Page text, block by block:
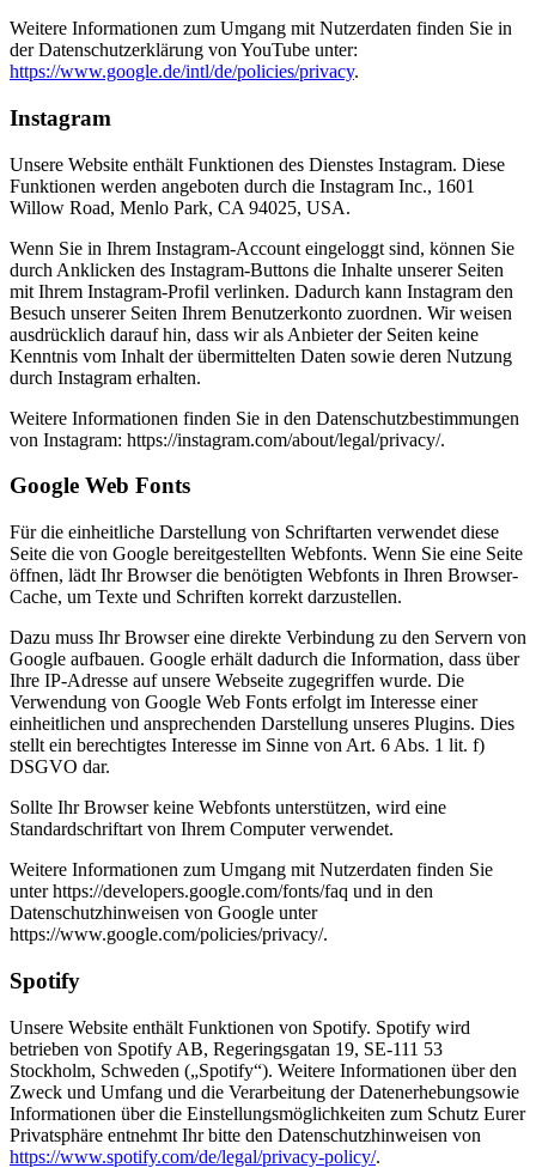
Weitere Informationen zum Umgang mit Nutzerdaten finden Sie in
der Datenschutzerklärung von YouTube unter:
https://www.google.de/intl/de/policies/privacy.
Instagram
Unsere Website enthält Funktionen des Dienstes Instagram. Diese
Funktionen werden angeboten durch die Instagram Inc., 1601
Willow Road, Menlo Park, CA 94025, USA.
Wenn Sie in Ihrem Instagram-Account eingeloggt sind, können Sie
durch Anklicken des Instagram-Buttons die Inhalte unserer Seiten
mit Ihrem Instagram-Profil verlinken. Dadurch kann Instagram den
Besuch unserer Seiten Ihrem Benutzerkonto zuordnen. Wir weisen
ausdrücklich darauf hin, dass wir als Anbieter der Seiten keine
Kenntnis vom Inhalt der übermittelten Daten sowie deren Nutzung
durch Instagram erhalten.
Weitere Informationen finden Sie in den Datenschutzbestimmungen
von Instagram: https://instagram.com/about/legal/privacy/.
Google Web Fonts
Für die einheitliche Darstellung von Schriftarten verwendet diese
Seite die von Google bereitgestellten Webfonts. Wenn Sie eine Seite
öffnen, lädt Ihr Browser die benötigten Webfonts in Ihren Browser-
Cache, um Texte und Schriften korrekt darzustellen.
Dazu muss Ihr Browser eine direkte Verbindung zu den Servern von
Google aufbauen. Google erhält dadurch die Information, dass über
Ihre IP-Adresse auf unsere Webseite zugegriffen wurde. Die
Verwendung von Google Web Fonts erfolgt im Interesse einer
einheitlichen und ansprechenden Darstellung unseres Plugins. Dies
stellt ein berechtigtes Interesse im Sinne von Art. 6 Abs. 1 lit. f)
DSGVO dar.
Sollte Ihr Browser keine Webfonts unterstützen, wird eine
Standardschriftart von Ihrem Computer verwendet.
Weitere Informationen zum Umgang mit Nutzerdaten finden Sie
unter https://developers.google.com/fonts/faq und in den
Datenschutzhinweisen von Google unter
https://www.google.com/policies/privacy/.
Spotify
Unsere Website enthält Funktionen von Spotify. Spotify wird
betrieben von Spotify AB, Regeringsgatan 19, SE-111 53
Stockholm, Schweden („Spotify“). Weitere Informationen über den
Zweck und Umfang und die Verarbeitung der Datenerhebungsowie
Informationen über die Einstellungsmöglichkeiten zum Schutz Eurer
Privatsphäre entnehmt Ihr bitte den Datenschutzhinweisen von
https://www.spotify.com/de/legal/privacy-policy/.